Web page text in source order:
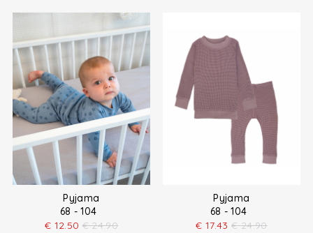
Pyjama
68 - 104
€ 12.50 € 24.90
Pyjama
68 - 104
€ 17.43 € 24.90